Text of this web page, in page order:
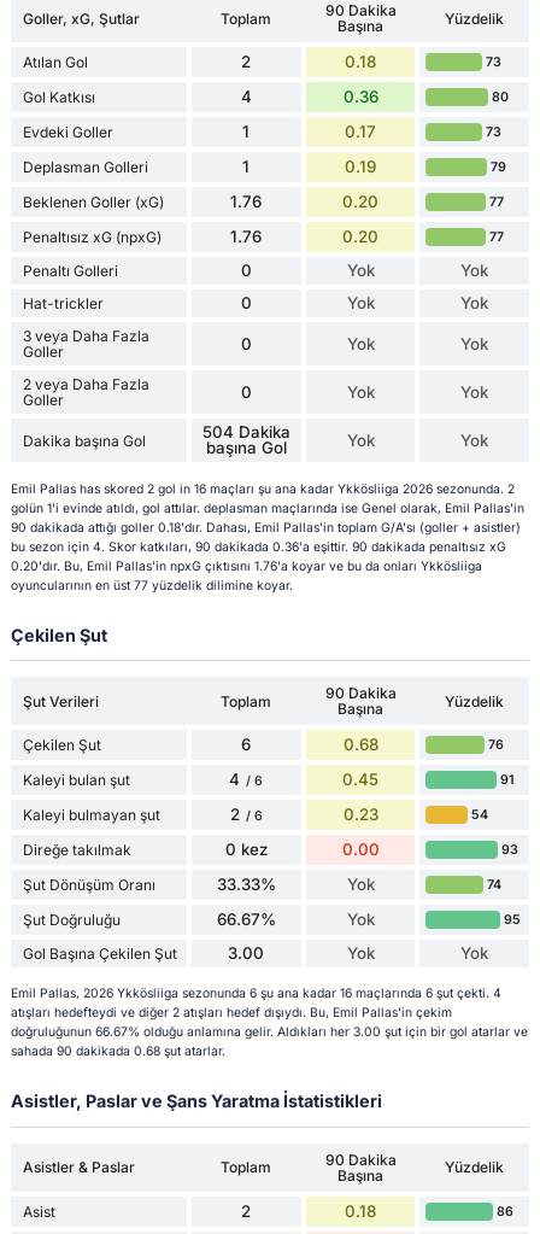
Goller, xG, Şutlar Toplam
90 Dakika
Başına
Yüzdelik
Atılan Gol 2 0.18 73
Gol Katkısı 4 0.36 80
Evdeki Goller 1 0.17 73
Deplasman Golleri 1 0.19 79
Beklenen Goller (xG) 1.76 0.20 77
Penaltısız xG (npxG) 1.76 0.20 77
Penaltı Golleri 0 Yok Yok
Hat-trickler 0 Yok Yok
3 veya Daha Fazla
Goller
0 Yok Yok
2 veya Daha Fazla
Goller
0 Yok Yok
Dakika başına Gol
504 Dakika
başına Gol
Yok Yok
Emil Pallas has skored 2 gol in 16 maçları şu ana kadar Ykkösliiga 2026 sezonunda. 2
golün 1'i evinde atıldı, gol attılar. deplasman maçlarında ise Genel olarak, Emil Pallas'in
90 dakikada attığı goller 0.18'dır. Dahası, Emil Pallas'in toplam G/A'sı (goller + asistler)
bu sezon için 4. Skor katkıları, 90 dakikada 0.36'a eşittir. 90 dakikada penaltısız xG
0.20'dır. Bu, Emil Pallas'in npxG çıktısını 1.76'a koyar ve bu da onları Ykkösliiga
oyuncularının en üst 77 yüzdelik dilimine koyar.
Çekilen Şut
Şut Verileri Toplam
90 Dakika
Başına
Yüzdelik
Çekilen Şut 6 0.68 76
Kaleyi bulan şut 4 / 6 0.45 91
Kaleyi bulmayan şut 2 / 6 0.23 54
Direğe takılmak 0 kez 0.00 93
Şut Dönüşüm Oranı 33.33% Yok 74
Şut Doğruluğu 66.67% Yok 95
Gol Başına Çekilen Şut 3.00 Yok Yok
Emil Pallas, 2026 Ykkösliiga sezonunda 6 şu ana kadar 16 maçlarında 6 şut çekti. 4
atışları hedefteydi ve diğer 2 atışları hedef dışıydı. Bu, Emil Pallas'in çekim
doğruluğunun 66.67% olduğu anlamına gelir. Aldıkları her 3.00 şut için bir gol atarlar ve
sahada 90 dakikada 0.68 şut atarlar.
Asistler, Paslar ve Şans Yaratma İstatistikleri
Asistler & Paslar Toplam
90 Dakika
Başına
Yüzdelik
Asist 2 0.18 86